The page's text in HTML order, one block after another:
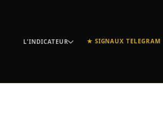
L'INDICATEUR ★ SIGNAUX TELEGRAM